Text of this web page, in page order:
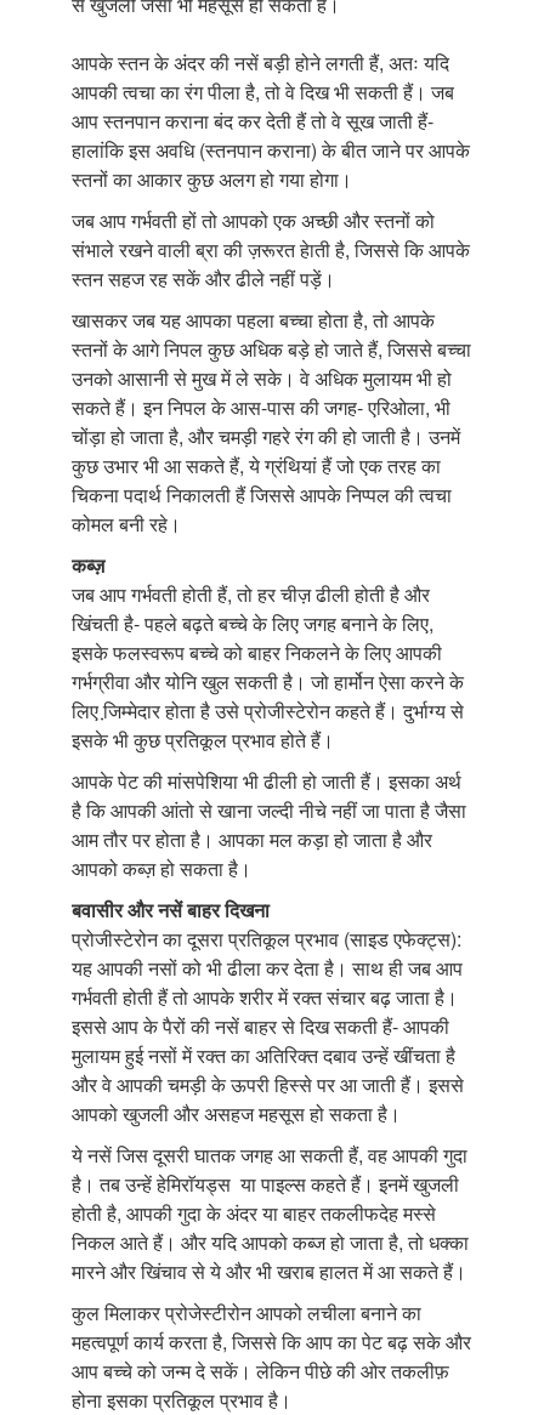
आपके स्तन के अंदर की नसें बड़ी होने लगती हैं, अतः यदि
आपकी त्वचा का रंग पीला है, तो वे दिख भी सकती हैं। जब
आप स्तनपान कराना बंद कर देती हैं तो वे सूख जाती हैं-
हालांकि इस अवधि (स्तनपान कराना) के बीत जाने पर आपके
स्तनों का आकार कुछ अलग हो गया होगा।
जब आप गर्भवती हों तो आपको एक अच्छी और स्तनों को
संभाले रखने वाली ब्रा की ज़रूरत हेाती है, जिससे कि आपके
स्तन सहज रह सकें और ढीले नहीं पड़ें।
खासकर जब यह आपका पहला बच्चा होता है, तो आपके
स्तनों के आगे निपल कुछ अधिक बड़े हो जाते हैं, जिससे बच्चा
उनको आसानी से मुख में ले सके। वे अधिक मुलायम भी हो
सकते हैं। इन निपल के आस-पास की जगह- एरिओला, भी
चोंड़ा हो जाता है, और चमड़ी गहरे रंग की हो जाती है। उनमें
कुछ उभार भी आ सकते हैं, ये ग्रंथियां हैं जो एक तरह का
चिकना पदार्थ निकालती हैं जिससे आपके निप्पल की त्वचा
कोमल बनी रहे।
कब्ज़
जब आप गर्भवती होती हैं, तो हर चीज़ ढीली होती है और
खिंचती है- पहले बढ़ते बच्चे के लिए जगह बनाने के लिए,
इसके फलस्वरूप बच्चे को बाहर निकलने के लिए आपकी
गर्भग्रीवा और योनि खुल सकती है। जो हार्मोन ऐसा करने के
लिए जि़म्मेदार होता है उसे प्रोजीस्टेरोन कहते हैं। दुर्भाग्य से
इसके भी कुछ प्रतिकूल प्रभाव होते हैं।
आपके पेट की मांसपेशिया भी ढीली हो जाती हैं। इसका अर्थ
है कि आपकी आंतो से खाना जल्दी नीचे नहीं जा पाता है जैसा
आम तौर पर होता है। आपका मल कड़ा हो जाता है और
आपको कब्ज़ हो सकता है।
बवासीर और नसें बाहर दिखना
प्रोजीस्टेरोन का दूसरा प्रतिकूल प्रभाव (साइड एफेक्ट्स):
यह आपकी नसों को भी ढीला कर देता है। साथ ही जब आप
गर्भवती होती हैं तो आपके शरीर में रक्त संचार बढ़ जाता है।
इससे आप के पैरों की नसें बाहर से दिख सकती हैं- आपकी
मुलायम हुई नसों में रक्त का अतिरिक्त दबाव उन्हें खींचता है
और वे आपकी चमड़ी के ऊपरी हिस्से पर आ जाती हैं। इससे
आपको खुजली और असहज महसूस हो सकता है।
ये नसें जिस दूसरी घातक जगह आ सकती हैं, वह आपकी गुदा
है। तब उन्हें हेमिराॅयड्स या पाइल्स कहते हैं। इनमें खुजली
होती है, आपकी गुदा के अंदर या बाहर तकलीफदेह मस्से
निकल आते हैं। और यदि आपको कब्ज हो जाता है, तो धक्का
मारने और खिंचाव से ये और भी खराब हालत में आ सकते हैं।
कुल मिलाकर प्रोजेस्टीरोन आपको लचीला बनाने का
महत्वपूर्ण कार्य करता है, जिससे कि आप का पेट बढ़ सके और
आप बच्चे को जन्म दे सकें। लेकिन पीछे की ओर तकलीफ़
होना इसका प्रतिकूल प्रभाव है।